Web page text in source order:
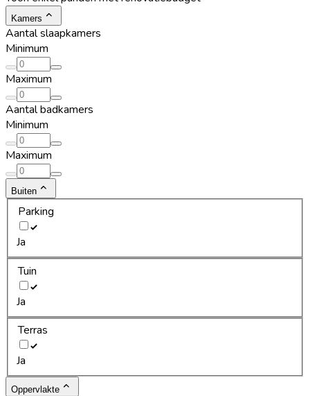
Kamers
Aantal slaapkamers
Minimum
Maximum
Aantal badkamers
Minimum
Maximum
Buiten
Parking
Ja
Tuin
Ja
Terras
Ja
Oppervlakte